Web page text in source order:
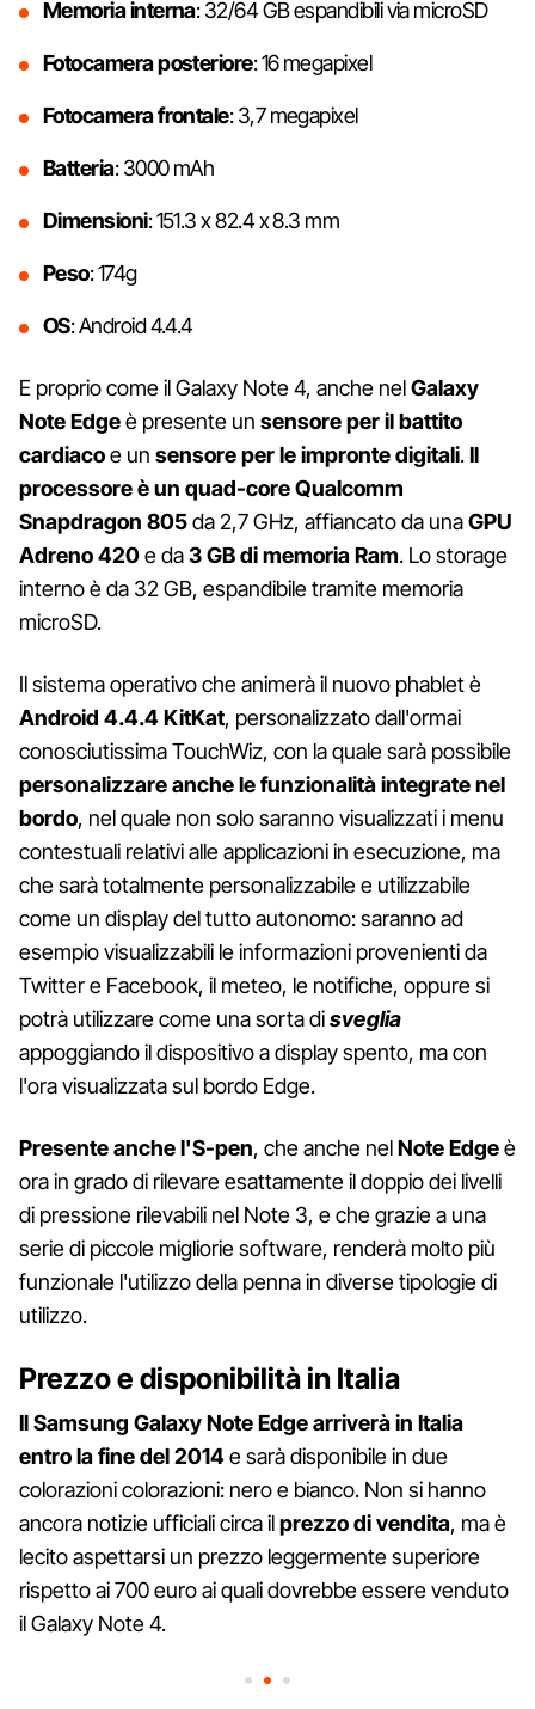
Memoriainterna: 32/64 GB espandibili via microSD
Fotocameraposteriore: 16 megapixel
Fotocamerafrontale: 3,7 megapixel
Batteria: 3000 mAh
Dimensioni: 151.3 x 82.4 x 8.3 mm
Peso: 174g
OS: Android 4.4.4
E proprio come il Galaxy Note 4, anche nelGalaxy
Note Edgeè presente un sensore per il battito
cardiacoe un sensore per le impronte digitali.Il
processore è un quad-core Qualcomm
Snapdragon 805da 2,7 GHz, affiancato da unaGPU
Adreno 420e da3 GB di memoria Ram. Lo storage
interno è da 32 GB, espandibile tramite memoria
microSD.
Il sistema operativo che animerà il nuovo phablet è
Android 4.4.4 KitKat, personalizzato dall'ormai
conosciutissima TouchWiz, con la quale sarà possibile
personalizzare anche le funzionalità integrate nel
bordo, nel quale non solo saranno visualizzati i menu
contestuali relativi alle applicazioni in esecuzione, ma
che sarà totalmente personalizzabile e utilizzabile
come un display del tutto autonomo: saranno ad
esempio visualizzabili le informazioni provenienti da
Twitter e Facebook, il meteo, le notifiche, oppure si
potrà utilizzare come una sorta disveglia
appoggiando il dispositivo a display spento, ma con
l'ora visualizzata sul bordo Edge.
Presente anche l'S-pen, che anche nelNote Edgeè
ora in grado di rilevare esattamente il doppio dei livelli
di pressione rilevabili nel Note 3, e che grazie a una
serie di piccole migliorie software, renderà molto più
funzionale l'utilizzo della penna in diverse tipologie di
utilizzo.
Prezzo e disponibilità in Italia
Il Samsung Galaxy Note Edge arriverà in Italia
entro la fine del 2014e sarà disponibile in due
colorazioni colorazioni: nero e bianco. Non si hanno
ancora notizie ufficiali circa ilprezzo di vendita, ma è
lecito aspettarsi un prezzo leggermente superiore
rispetto ai 700 euro ai quali dovrebbe essere venduto
il Galaxy Note 4.